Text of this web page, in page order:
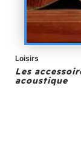
Loisirs
Les
acoustique